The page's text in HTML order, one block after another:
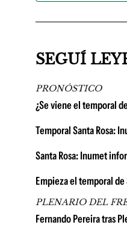
SEGUÍ
PRONÓSTICO
¿Se viene el temporal
Temporal Santa Rosa:
Santa Rosa: Inumet
Empieza el temporal
PLENARIO DEL
Fernando Pereira tras